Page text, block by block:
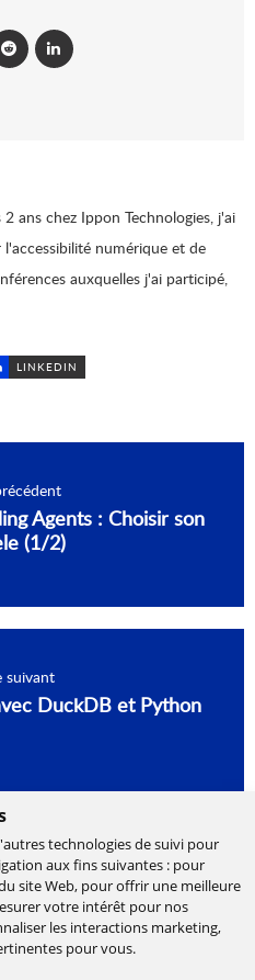
technologies de suivi pour
aux fins suivantes : pour
site Web, pour offrir une meilleure
votre intérêt pour nos
les interactions marketing,
pour vous.
ans chez Ippon Technologies, j'ai
numérique et de
auxquelles j'ai participé,
LINKEDIN
Agents : Choisir son
(1/2)
suivant
DuckDB et Python
et d’expertises en